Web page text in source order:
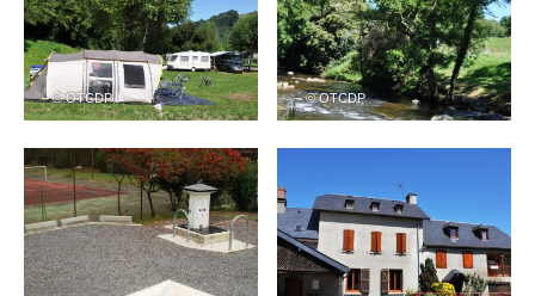
– © OTCDP – © OTCDP